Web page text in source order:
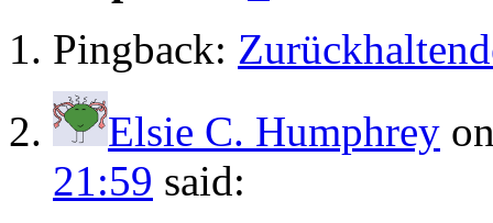
Pingback:
Elsie C. Humphrey
21:59 said: